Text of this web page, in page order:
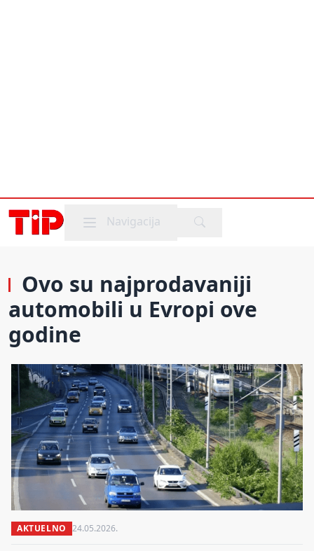
Mobile menu
Navigacija
Ovo su najprodavaniji
automobili u Evropi ove
godine
AKTUELNO 24.05.2026.